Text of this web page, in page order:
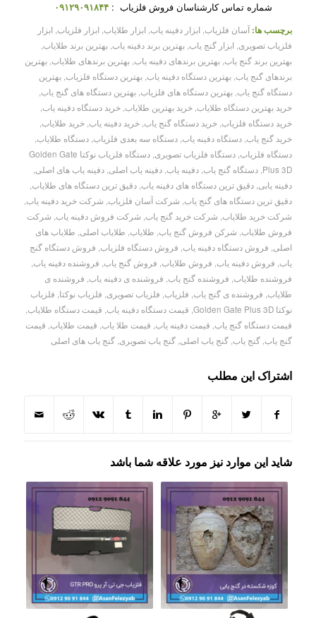
شماره تماس کارشناسان فروش فلزیاب :۰۹۱۲۹۰۹۱۸۴۴
برچسب ها: آسان فلزیاب, ابزار دفینه یاب, ابزار طلایاب, ابزار فلزیاب, ابزار
فلزیاب تصویری, ابزار گنج یاب, بهترین برند دفینه یاب, بهترین برند طلایاب,
بهترین برند گنج یاب, بهترین برندهای دفینه یاب, بهترین برندهای طلایاب, بهترین
برندهای گنج یاب, بهترین دستگاه دفینه یاب, بهترین دستگاه فلزیاب, بهترین
دستگاه گنج یاب, بهترین دستگاه های فلزیاب, بهترین دستگاه های گنج یاب,
خرید بهترین دستگاه طلایاب, خرید بهترین طلایاب, خرید دستگاه دفینه یاب,
خرید دستگاه فلزیاب, خرید دستگاه گنج یاب, خرید دفینه یاب, خرید طلایاب,
خرید گنج یاب, دستگاه دفینه یاب, دستگاه سه بعدی فلزیاب, دستگاه طلایاب,
دستگاه فلزیاب, دستگاه فلزیاب تصویری,
دستگاه فلزیاب نوکتا Golden Gate
Plus 3D
, دستگاه گنج یاب, دفینه یاب, دفینه یاب اصلی, دفینه یاب های اصلی,
دفینه یابی, دقیق ترین دستگاه های دفینه یاب, دقیق ترین دستگاه های طلایاب,
دقیق ترین دستگاه های گنج یاب, شرکت آسان فلزیاب, شرکت خرید دفینه یاب,
شرکت خرید طلایاب, شرکت خرید گنج یاب, شرکت فروش دفینه یاب, شرکت
فروش طلایاب, شرکن فروش گنج یاب, طلایاب, طلایاب اصلی, طلایاب های
اصلی, فروش دستگاه دفینه یاب, فروش دستگاه فلزیاب, فروش دستگاه گنج
یاب, فروش دفینه یاب, فروش طلایاب, فروش گنج یاب, فروشنده دفینه یاب,
فروشنده طلایاب, فروشنده گنج یاب, فروشنده ی دفینه یاب, فروشنده ی
طلایاب, فروشنده ی گنج یاب, فلزیاب, فلزیاب تصویری, فلزیاب نوکتا, فلزیاب
نوکتا Golden Gate Plus 3D
, قیمت دستگاه دفینه یاب, قیمت دستگاه طلایاب,
قیمت دستگاه گنج یاب, قیمت دفینه یاب, قیمت طلا یاب, قیمت طلایاب, قیمت
گنج یاب, گنج یاب, گنج یاب اصلی, گنج یاب تصویری, گنج یاب های اصلی
اشتراک این مطلب
شاید این موارد نیز مورد علاقه شما باشد